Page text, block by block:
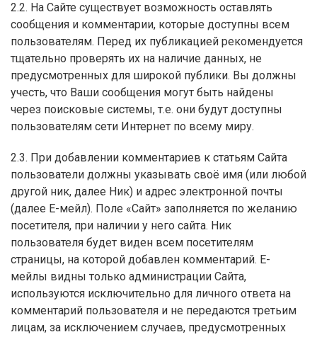
2.2. На Сайте существует возможность оставлять
сообщения и комментарии, которые доступны всем
пользователям. Перед их публикацией рекомендуется
тщательно проверять их на наличие данных, не
предусмотренных для широкой публики. Вы должны
учесть, что Ваши сообщения могут быть найдены
через поисковые системы, т.е. они будут доступны
пользователям сети Интернет по всему миру.
2.3. При добавлении комментариев к статьям Сайта
пользователи должны указывать своё имя (или любой
другой ник, далее Ник) и адрес электронной почты
(далее Е-мейл). Поле «Сайт» заполняется по желанию
посетителя, при наличии у него сайта. Ник
пользователя будет виден всем посетителям
страницы, на которой добавлен комментарий. Е-
мейлы видны только администрации Сайта,
используются исключительно для личного ответа на
комментарий пользователя и не передаются третьим
лицам, за исключением случаев, предусмотренных